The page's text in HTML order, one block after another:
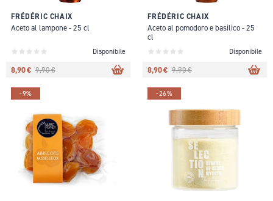
FRÉDÉRIC CHAIX
Aceto al lampone - 25 cl
Disponibile
8,90 € 9,90 €
FRÉDÉRIC CHAIX
Aceto al pomodoro e basilico - 25
cl
Disponibile
8,90 € 9,90 €
-9% -26%